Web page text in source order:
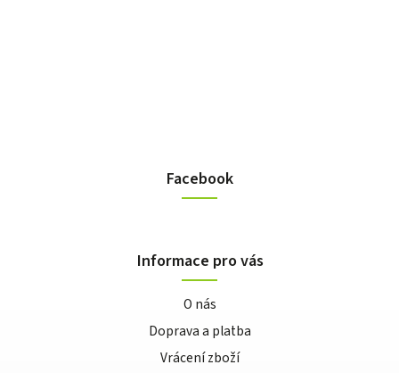
Facebook
Informace pro vás
O nás
Doprava a platba
Vrácení zboží